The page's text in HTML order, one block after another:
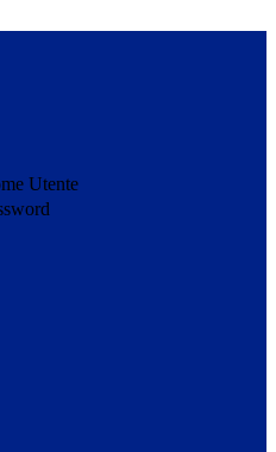
Utente